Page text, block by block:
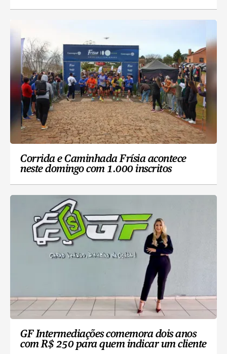
Corrida e Caminhada Frísia acontece
neste domingo com 1.000 inscritos
GF Intermediações comemora dois anos
com R$ 250 para quem indicar um cliente